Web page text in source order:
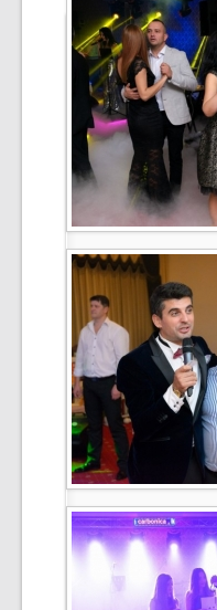
Contact
Select Language▼